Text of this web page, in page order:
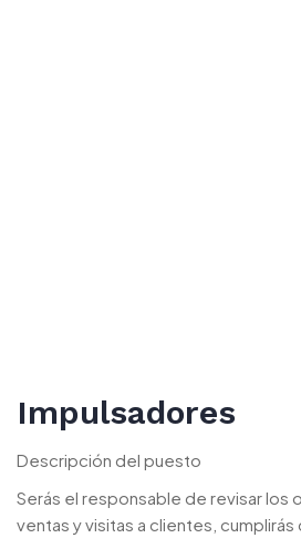
Impulsadores
Descripción del puesto
Serás el responsable de revisar los
ventas y visitas a clientes,